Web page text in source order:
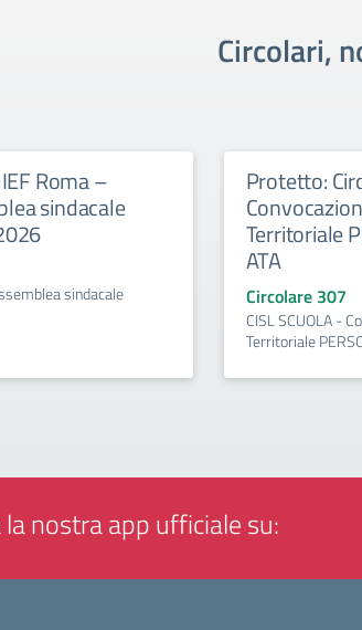
Circolari,
Roma –
sindacale
sindacale
Protetto:
Territoriale
ATA
Circolare 307
CISL SCUOLA -
Territoriale
la nostra app ufficiale su: